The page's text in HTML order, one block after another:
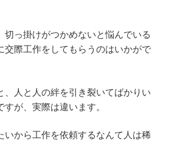
切っ掛けがつかめないと悩んでいる
交際工作をしてもらうのはいかがで
、人と人の絆を引き裂いてばかりい
が、実際は違います。
いから工作を依頼するなんて人は稀